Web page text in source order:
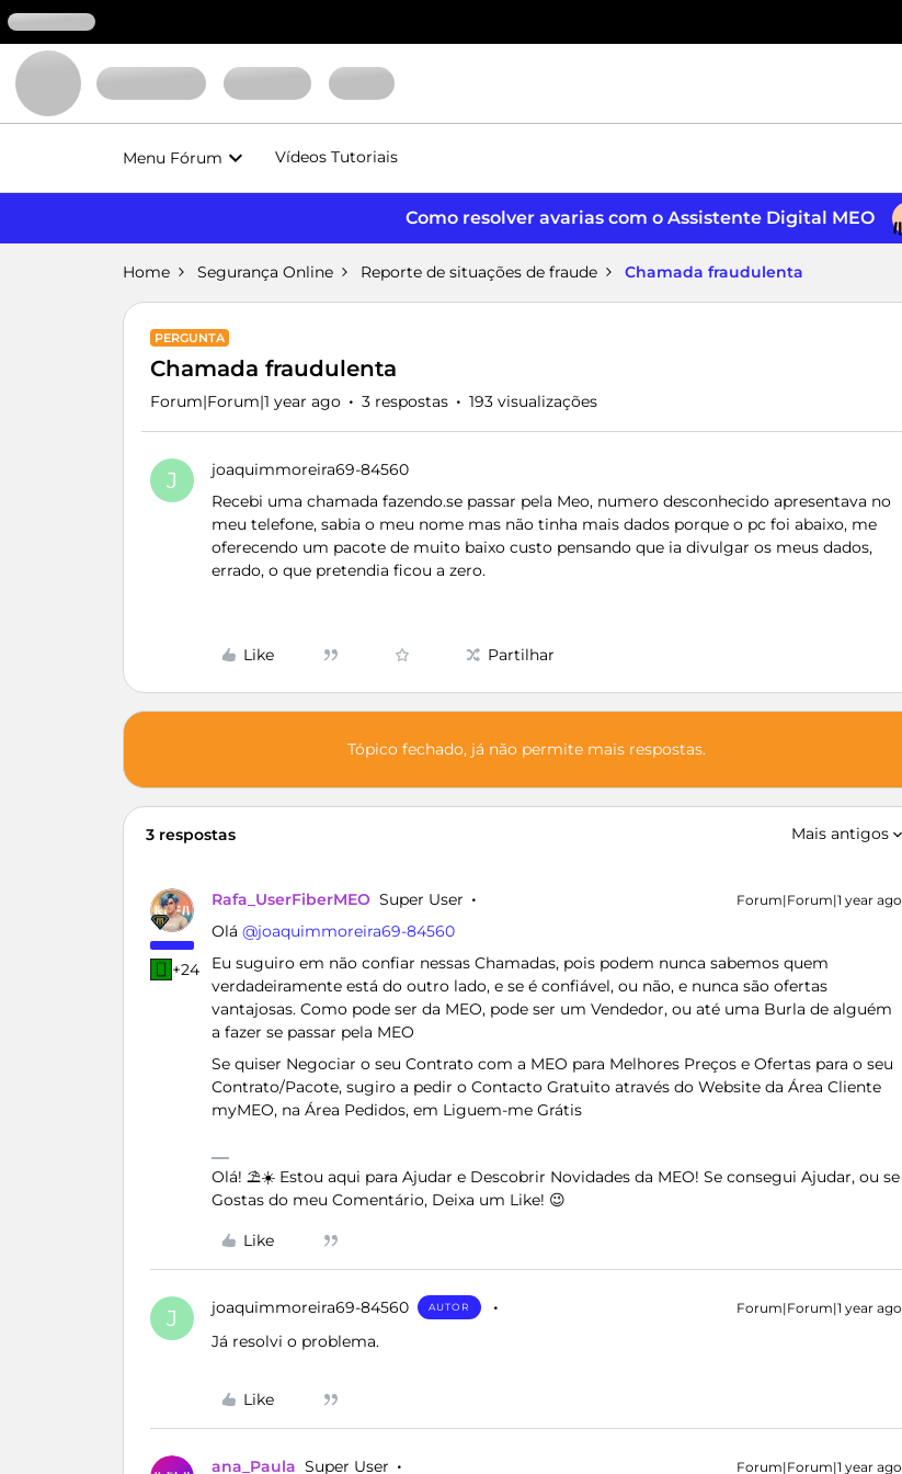
Menu Fórum Vídeos Tutoriais
Como resolver avarias com o Assistente Digital MEO
Home Segurança Online Reporte de situações de fraude Chamada fraudulenta
PERGUNTA
Chamada fraudulenta
Forum|Forum|1 year ago 3 respostas 193 visualizações
J
joaquimmoreira69-84560
Recebi uma chamada fazendo.se passar pela Meo, numero desconhecido apresentava no
meu telefone, sabia o meu nome mas não tinha mais dados porque o pc foi abaixo, me
oferecendo um pacote de muito baixo custo pensando que ia divulgar os meus dados,
errado, o que pretendia ficou a zero.
Like Partilhar
Tópico fechado, já não permite mais respostas.
3 respostas Mais antigos
+24
Rafa_UserFiberMEO Super User Forum|Forum|1 year ago
Olá ​ @joaquimmoreira69-84560
Eu suguiro em não confiar nessas Chamadas, pois podem nunca sabemos quem
verdadeiramente está do outro lado, e se é confiável, ou não, e nunca são ofertas
vantajosas. Como pode ser da MEO, pode ser um Vendedor, ou até uma Burla de alguém
a fazer se passar pela MEO
Se quiser Negociar o seu Contrato com a MEO para Melhores Preços e Ofertas para o seu
Contrato/Pacote, sugiro a pedir o Contacto Gratuito através do Website da Área Cliente
myMEO, na Área Pedidos, em Liguem-me Grátis
Olá! ⛱️☀️ Estou aqui para Ajudar e Descobrir Novidades da MEO! Se consegui Ajudar, ou se
Gostas do meu Comentário, Deixa um Like! 😉
Like
J joaquimmoreira69-84560 AUTOR Forum|Forum|1 year ago
Já resolvi o problema.
Like
ana_Paula Super User Forum|Forum|1 year ago